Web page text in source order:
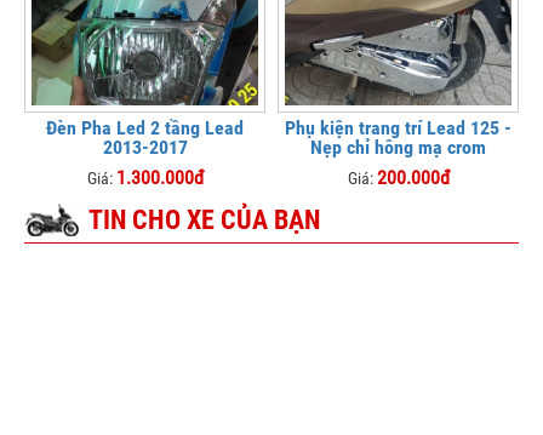
Đèn Pha Led 2 tầng Lead
2013-2017
Giá: 1.300.000đ
Phụ kiện trang trí Lead 125 -
Nẹp chỉ hông mạ crom
Giá:200.000đ
TIN CHO XE CỦA BẠN